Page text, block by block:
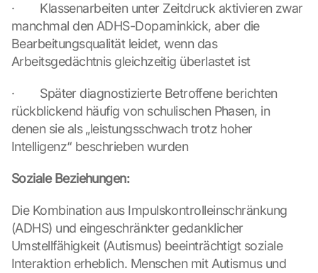
·        Klassenarbeiten unter Zeitdruck aktivieren zwar
manchmal den ADHS-Dopaminkick, aber die
Bearbeitungsqualität leidet, wenn das
Arbeitsgedächtnis gleichzeitig überlastet ist
·        Später diagnostizierte Betroffene berichten
rückblickend häufig von schulischen Phasen, in
denen sie als „leistungsschwach trotz hoher
Intelligenz“ beschrieben wurden
Soziale Beziehungen:
Die Kombination aus Impulskontrolleinschränkung
(ADHS) und eingeschränkter gedanklicher
Umstellfähigkeit (Autismus) beeinträchtigt soziale
Interaktion erheblich. Menschen mit Autismus und